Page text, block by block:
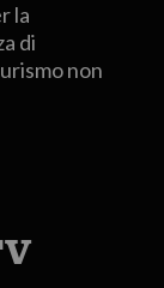
la
di
non